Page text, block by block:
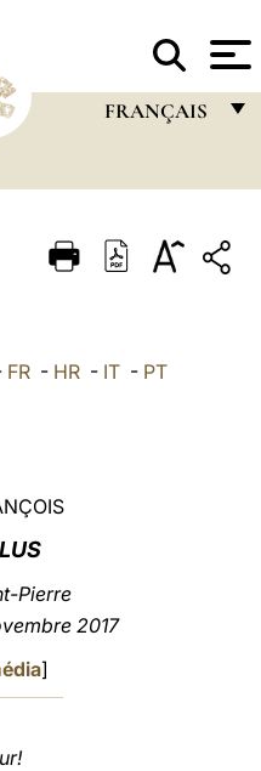
FRANÇAIS
ITALIANO
FR- HR- IT- PT
Pierre
2017
]